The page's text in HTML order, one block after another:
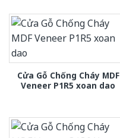
Cửa Gỗ Chống Cháy MDF
Veneer P1R5 xoan dao